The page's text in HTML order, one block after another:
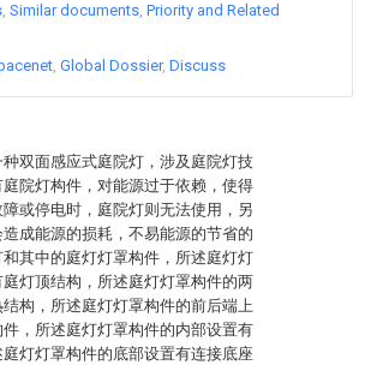
双面感应式庭院灯，涉及庭院灯技
院灯构件，对能源过于依赖，使得
或停电时，庭院灯则无法使用，另
成能源的损耗，不易能源的节省的
其中的庭灯灯罩构件，所述庭灯灯
灯顶结构，所述庭灯灯罩构件的两
构，所述庭灯灯罩构件的前后端上
，所述庭灯灯罩构件的内部设置有
灯灯罩构件的底部设置有连接底座
Similar documents Priority and Related
Global Dossier Discuss